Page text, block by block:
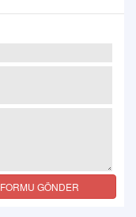
FORMU GÖNDER